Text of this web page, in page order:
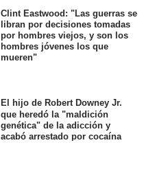
Clint Eastwood: "Las guerras se
libran por decisiones tomadas
por hombres viejos, y son los
hombres jóvenes los que
mueren"
El hijo de Robert Downey Jr.
que heredó la "maldición
genética" de la adicción y
acabó arrestado por cocaína